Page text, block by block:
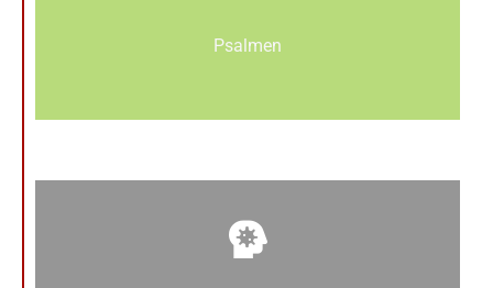
Psalmen